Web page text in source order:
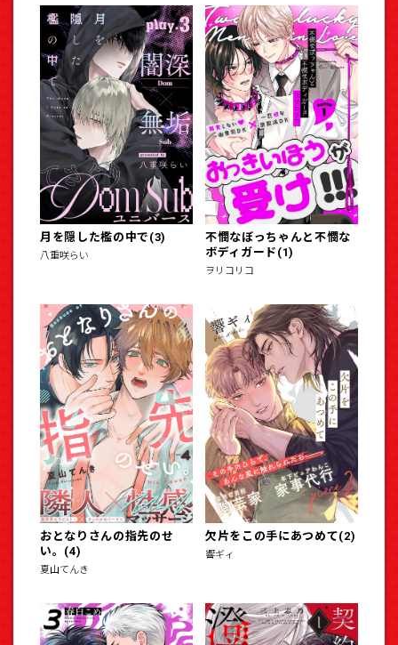
月を隠した檻の中で(3)
八重咲らい
不憫なぼっちゃんと不憫な
ボディガード(1)
ヲリコリコ
おとなりさんの指先のせ
い。(4)
夏山てんき
欠片をこの手にあつめて(2)
響ギィ